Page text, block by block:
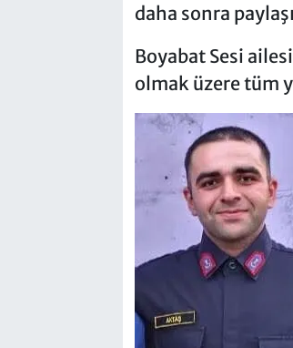
daha sonra
Boyabat Sesi
olmak üzere tüm